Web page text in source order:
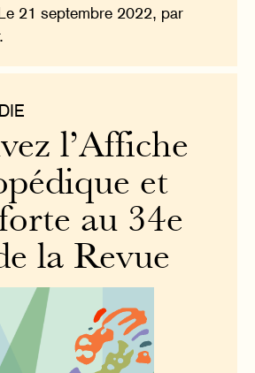
21 septembre 2022, par
l’Affiche
et
au 34e
la Revue